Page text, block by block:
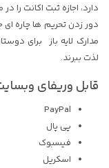
دارد، اجازه ثبت اکانت را
دور زدن تحریم ها چاره
مدارک لایه باز برای
لذت ببرند.
قابل وریفای
PayPal
پی پال
فیسبوک
اسکریل